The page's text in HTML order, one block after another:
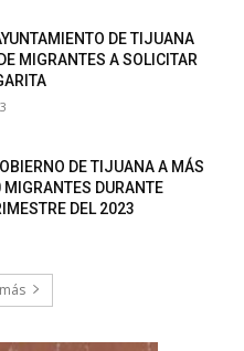
DE TIJUANA
MIGRANTES A SOLICITAR
DE TIJUANA A MÁS
MIGRANTES DURANTE
DEL 2023